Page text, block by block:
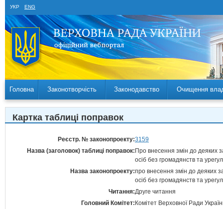
УКР ENG
Головна Законотворчість Законодавство Очищення
Картка таблиці поправок
Реєстр. № законопроекту:3159
Назва (заголовок) таблиці поправок: Про внесення змін до деяких
осіб без громадянств та
Назва законопроекту:про внесення змін до деяких
осіб без громадянств та
Читання:Друге читання
Головний Комітет: Комітет Верховної Ради